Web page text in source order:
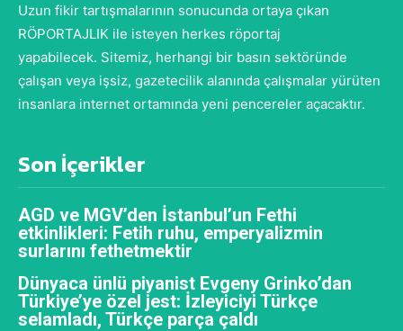
Uzun fikir tartışmalarının sonucunda ortaya çıkan
RÖPORTAJLIK ile isteyen herkes röportaj
yapabilecek. Sitemiz, herhangi bir basın sektöründe
çalışan veya işsiz, gazetecilik alanında çalışmalar yürüten
insanlara internet ortamında yeni pencereler açacaktır.
Son İçerikler
AGD ve MGV’den İstanbul’un Fethi
etkinlikleri: Fetih ruhu, emperyalizmin
surlarını fethetmektir
Dünyaca ünlü piyanist Evgeny Grinko’dan
Türkiye’ye özel jest: İzleyiciyi Türkçe
selamladı, Türkçe parça çaldı